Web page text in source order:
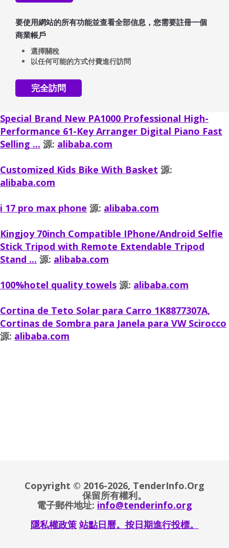
要使用網站的所有功能並查看全部信息，您需要註冊一個
商業帳戶
選擇關稅
以任何可能的方式付費進行訪問
完全訪問
Special Brand New PA1000 Professional High-
Performance 61-Key Arranger Digital Piano Fast
Selling ... 源: alibaba.com
Customized Kids Bike With Basket 源:
alibaba.com
i 17 pro max phone 源: alibaba.com
Kingjoy 70inch Compatible IPhone/Android Selfie
Stick Tripod with Remote Extendable Tripod
Stand ... 源: alibaba.com
100%hotel quality towels 源: alibaba.com
Cortina de Teto Solar para Carro 1K8877307A,
Cortinas de Sombra para Janela para VW Scirocco
源: alibaba.com
Copyright © 2016-2026, TenderInfo.Org
保留所有權利。
電子郵件地址: info@tenderinfo.org
隱私權政策 站點日曆。按日期進行投標。